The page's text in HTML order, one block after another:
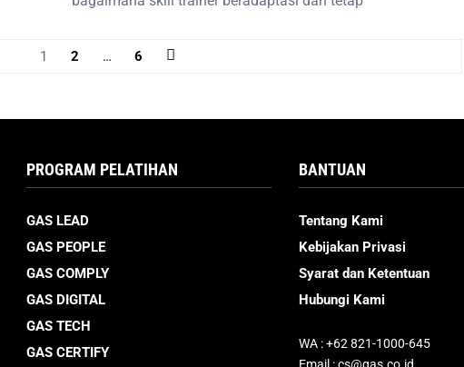
1 2 … 6
PROGRAM PELATIHAN
GAS LEAD
GAS PEOPLE
GAS COMPLY
GAS DIGITAL
GAS TECH
GAS CERTIFY
BANTUAN
Tentang Kami
Kebijakan Privasi
Syarat dan Ketentuan
Hubungi Kami
WA : +62 821-1000-645